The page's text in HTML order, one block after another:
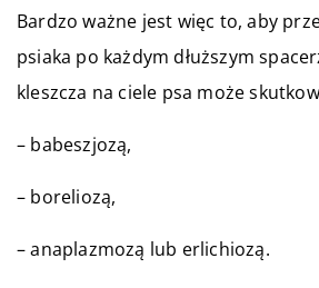
Bardzo ważne jest więc to, aby
psiaka po każdym dłuższym
kleszcza na ciele psa może
– babeszjozą,
– boreliozą,
– anaplazmozą lub erlichiozą.